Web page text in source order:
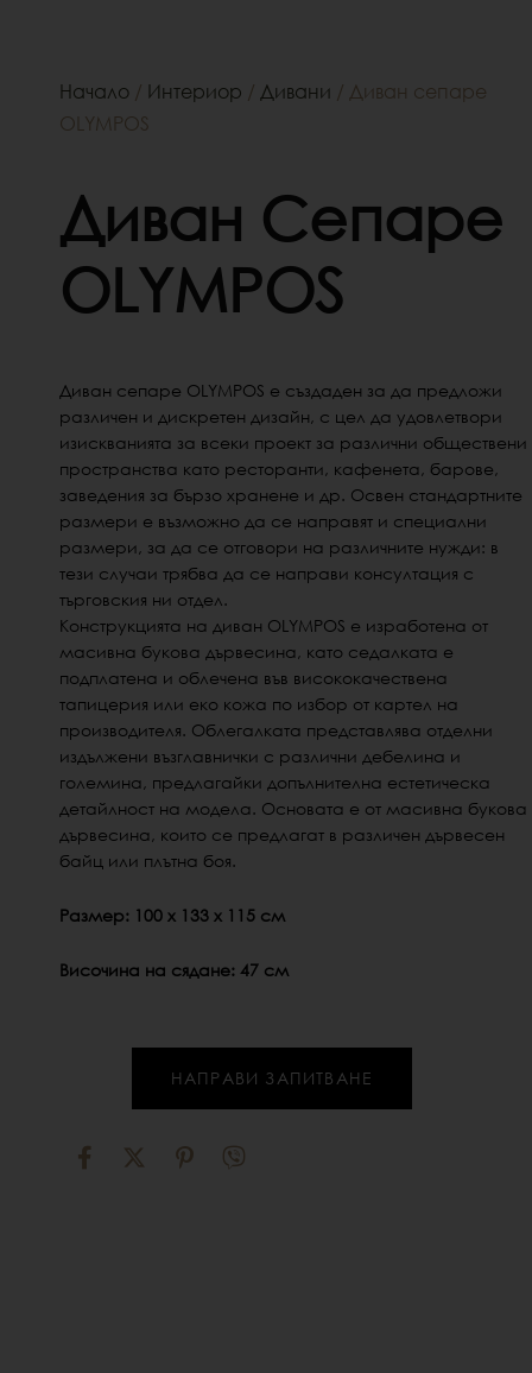
Начало / Интериор / Дивани / Диван сепаре
OLYMPOS
Диван Сепаре
OLYMPOS
Диван сепаре OLYMPOS е създаден за да предложи
различен и дискретен дизайн, с цел да удовлетвори
изискванията за всеки проект за различни обществени
пространства като ресторанти, кафенета, барове,
заведения за бързо хранене и др. Освен стандартните
размери е възможно да се направят и специални
размери, за да се отговори на различните нужди: в
тези случаи трябва да се направи консултация с
търговския ни отдел.
Конструкцията на диван OLYMPOS е изработена от
масивна букова дървесина, като седалката е
подплатена и облечена във висококачествена
тапицерия или еко кожа по избор от картел на
производителя. Облегалката представлява отделни
издължени възглавнички с различни дебелина и
големина, предлагайки допълнителна естетическа
детайлност на модела. Основата е от масивна букова
дървесина, които се предлагат в различен дървесен
байц или плътна боя.
Размер: 100 x 133 x 115 см
Височина на сядане: 47 см
НАПРАВИ ЗАПИТВАНЕ